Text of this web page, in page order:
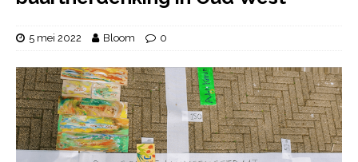
5 mei 2022 Bloom 0